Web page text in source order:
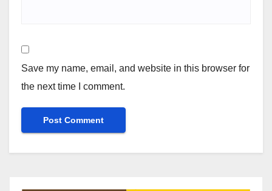
Save my name, email, and website in this browser for
the next time I comment.